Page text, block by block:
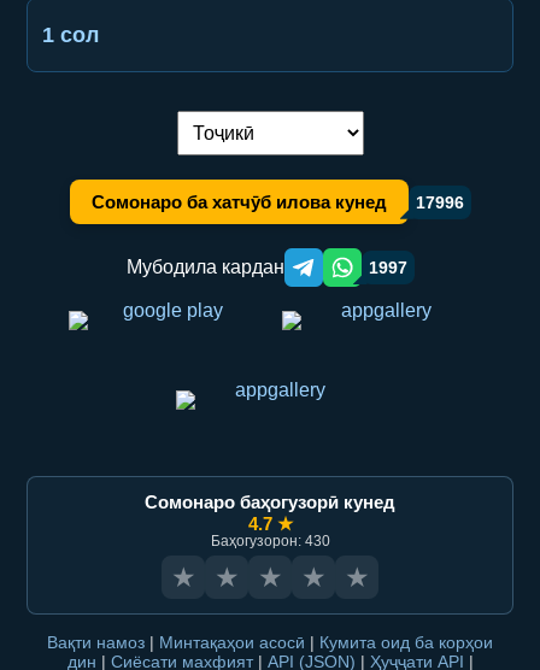
1 сол
Иваз кардани забон:
Сомонаро ба хатчӯб илова кунед 17996
Мубодила кардан Telegram orqali ulashish
WhatsApp orqali ulashish
1997
Сомонаро баҳогузорӣ кунед
4.7 ★
Баҳогузорон: 430
★ ★ ★ ★ ★
Вақти намоз | Минтақаҳои асосӣ | Кумита оид ба корҳои
дин | Сиёсати махфият | API (JSON) | Ҳуҷҷати API |